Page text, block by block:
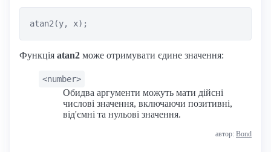
atan2(y, x);
Функція atan2 може отримувати єдине значення:
<number>
Обидва аргументи можуть мати дійсні
числові значення, включаючи позитивні,
від'ємні та нульові значення.
автор: Bond